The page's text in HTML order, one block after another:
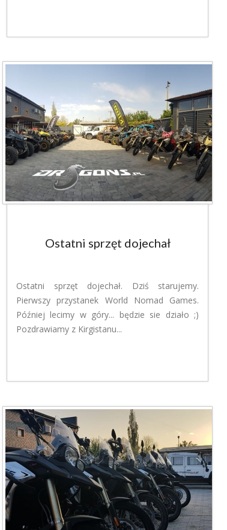
Ostatni sprzęt dojechał
Ostatni sprzęt dojechał. Dziś starujemy.
Pierwszy przystanek World Nomad Games.
Później lecimy w góry... będzie sie działo ;)
Pozdrawiamy z Kirgistanu...